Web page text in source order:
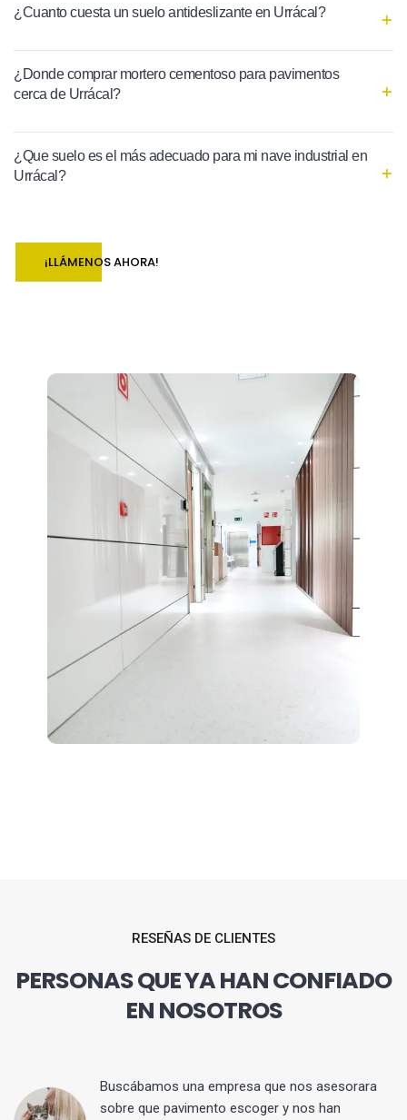
¿Cuanto cuesta un suelo antideslizante en Urrácal?
¿Donde comprar mortero cementoso para pavimentos
cerca de Urrácal?
¿Que suelo es el más adecuado para mi nave industrial en
Urrácal?
¡LLÁMENOS AHORA!
RESEÑAS DE CLIENTES
PERSONAS QUE YA HAN CONFIADO
EN NOSOTROS
Buscábamos una empresa que nos asesorara
sobre que pavimento escoger y nos han